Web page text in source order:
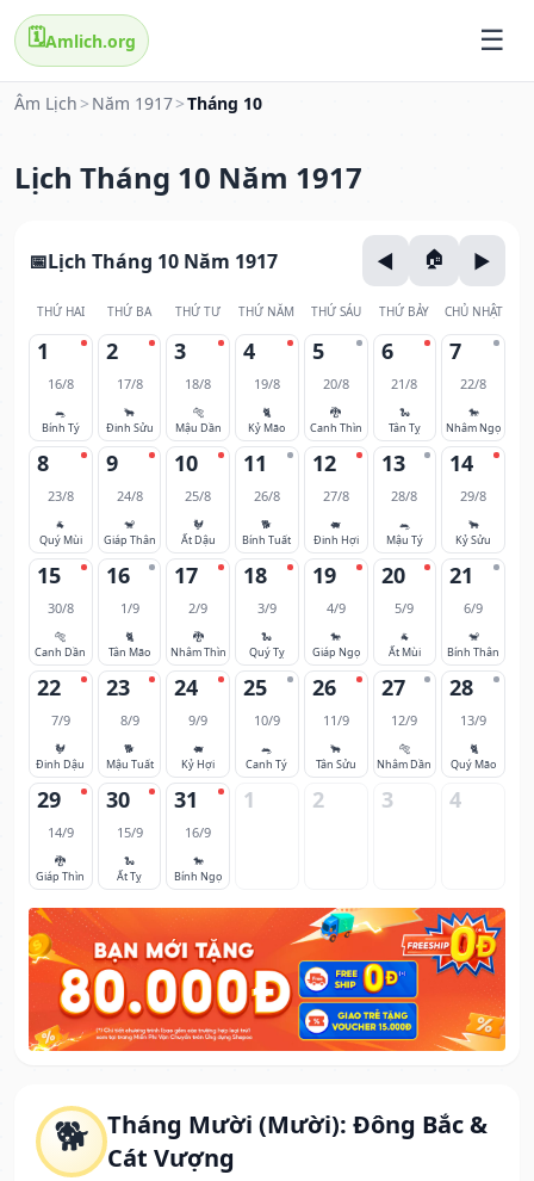
🗓️Amlich.org
Âm Lịch > Năm 1917>Tháng 10
Lịch Tháng 10 Năm 1917
🐕 Tháng Mười (Mười): Đông Bắc &
Cát Vượng
Lịch Tháng 10 Năm 1917
THỨ HAI THỨ BA THỨ TƯ THỨ NĂM THỨ SÁU THỨ BẢY CHỦ NHẬT
1
16/8
🐀
Bính Tý
2
17/8
🐂
Đinh Sửu
3
18/8
🐅
Mậu Dần
4
19/8
🐈
Kỷ Mão
5
20/8
🐉
Canh Thìn
6
21/8
🐍
Tân Tỵ
7
22/8
🐎
Nhâm Ngọ
8
23/8
🐐
Quý Mùi
9
24/8
🐒
Giáp Thân
10
25/8
🐓
Ất Dậu
11
26/8
🐕
Bính Tuất
12
27/8
🐖
Đinh Hợi
13
28/8
🐀
Mậu Tý
14
29/8
🐂
Kỷ Sửu
15
30/8
🐅
Canh Dần
16
1/9
🐈
Tân Mão
17
2/9
🐉
Nhâm Thìn
18
3/9
🐍
Quý Tỵ
19
4/9
🐎
Giáp Ngọ
20
5/9
🐐
Ất Mùi
21
6/9
🐒
Bính Thân
22
7/9
🐓
Đinh Dậu
23
8/9
🐕
Mậu Tuất
24
9/9
🐖
Kỷ Hợi
25
10/9
🐀
Canh Tý
26
11/9
🐂
Tân Sửu
27
12/9
🐅
Nhâm Dần
28
13/9
🐈
Quý Mão
29
14/9
🐉
Giáp Thìn
30
15/9
🐍
Ất Tỵ
31
16/9
🐎
Bính Ngọ
1 2 3 4